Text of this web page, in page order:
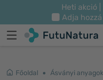
Heti akció
Adja
Főoldal Ásványi anyagok